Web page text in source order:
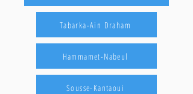
Tabarka-Ain Draham
Hammamet-Nabeul
Sousse-Kantaoui